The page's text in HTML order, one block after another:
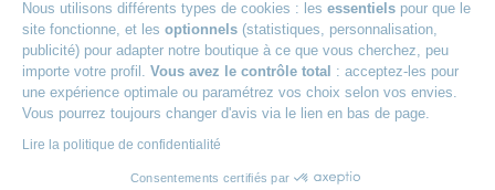
Nous utilisons différents types de cookies : les essentiels pour que le
site fonctionne, et les optionnels (statistiques, personnalisation,
publicité) pour adapter notre boutique à ce que vous cherchez, peu
importe votre profil. Vous avez le contrôle total : acceptez-les pour
une expérience optimale ou paramétrez vos choix selon vos envies.
Vous pourrez toujours changer d'avis via le lien en bas de page.
Lire la politique de confidentialité
Consentements certifiés par
Des experts à votre écoute